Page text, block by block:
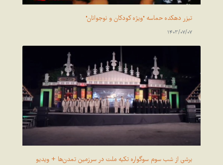
تیزر دهکده حماسه "ویژه کودکان و نوجوانان"
1403/07/07
برشی از شب سوم سوگواره تکیه ملت در سرزمین تمدن‌ها + ویدیو